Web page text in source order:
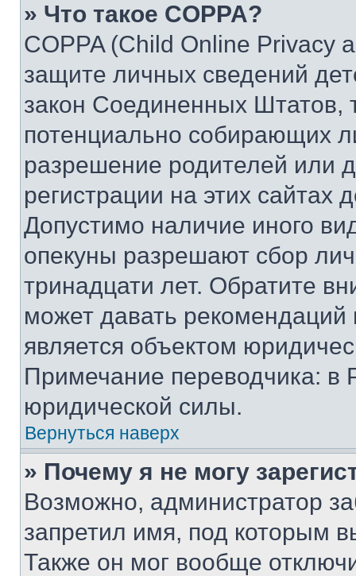
» Что такое COPPA?
COPPA (Child Online Privacy
защите личных сведений
закон Соединенных Штатов,
потенциально собирающих
разрешение родителей или
регистрации на этих сайтах
Допустимо наличие иного
опекуны разрешают сбор
тринадцати лет. Обратите
может давать
является объектом
Примечание переводчика: в
юридической силы.
Вернуться наверх
» Почему я не могу
Возможно, администратор
запретил имя, под которым
Также он мог вообще